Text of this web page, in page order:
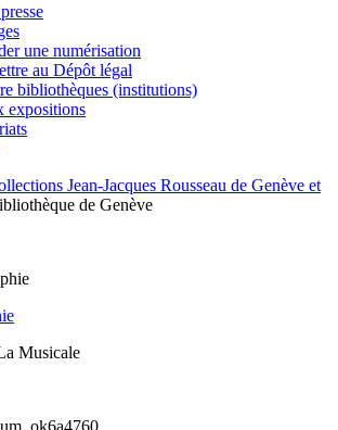
une numérisation
au Dépôt légal
bibliothèques (institutions)
expositions